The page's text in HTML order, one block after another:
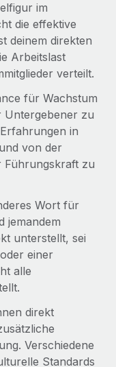
von IT-
sein Team mit
mit
Management
Unternehmen
im
die effektive
deinem direkten
Arbeitslast
verteilt.
für Wachstum
Untergebener zu
in
von der
Führungskraft zu
Wort für
jemandem
unterstellt, sei
einer
alle
direkt
Verschiedene
Standards